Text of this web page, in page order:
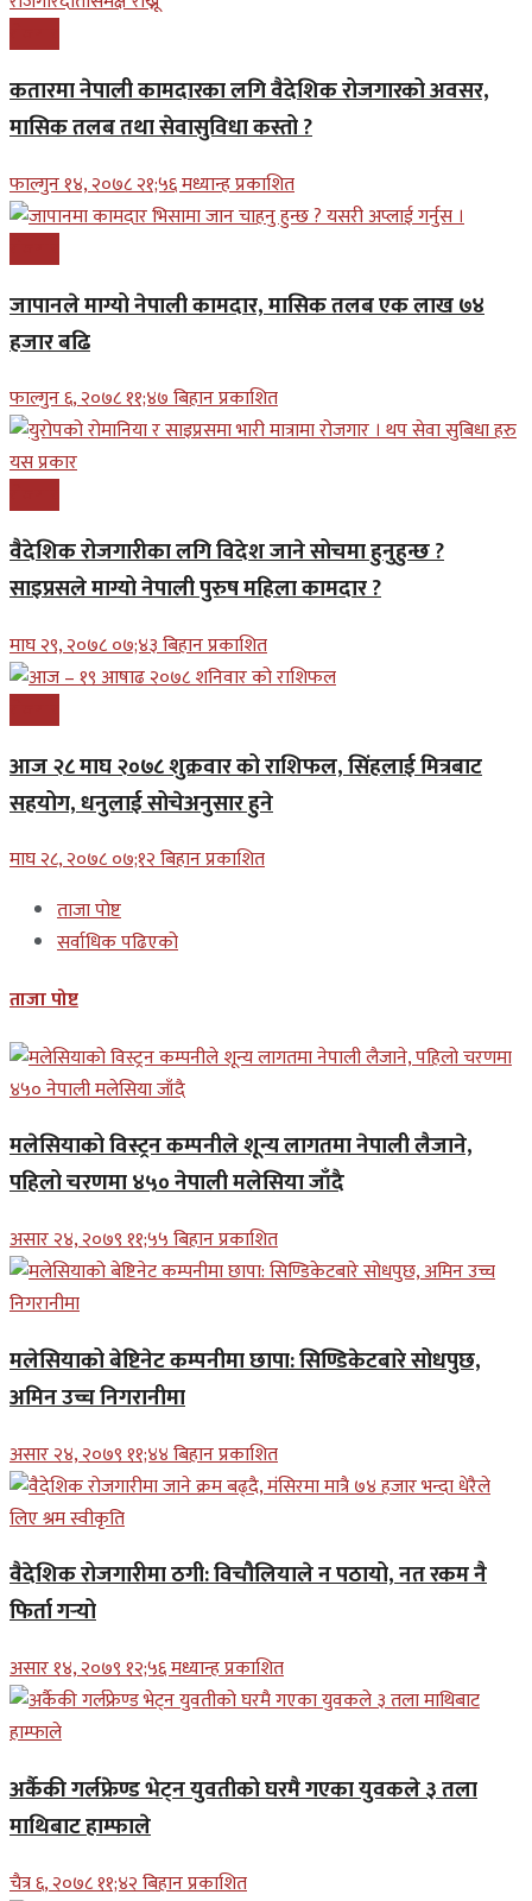
कतारमा नेपाली कामदारका लगि वैदेशिक रोजगारको अवसर,
मासिक तलब तथा सेवासुविधा कस्तो ?
फाल्गुन १४, २०७८ २१;५६ मध्यान्ह प्रकाशित
जापानले माग्यो नेपाली कामदार, मासिक तलब एक लाख ७४
हजार बढि
फाल्गुन ६, २०७८ ११;४७ बिहान प्रकाशित
वैदेशिक रोजगारीका लगि विदेश जाने सोचमा हुनुहुन्छ ?
साइप्रसले माग्यो नेपाली पुरुष महिला कामदार ?
माघ २९, २०७८ ०७;४३ बिहान प्रकाशित
आज २८ माघ २०७८ शुक्रवार को राशिफल, सिंहलाई मित्रबाट
सहयोग, धनुलाई सोचेअनुसार हुने
माघ २८, २०७८ ०७;१२ बिहान प्रकाशित
ताजा पोष्ट
सर्वाधिक पढिएको
ताजा पोष्ट
मलेसियाको विस्ट्रन कम्पनीले शून्य लागतमा नेपाली लैजाने,
पहिलो चरणमा ४५० नेपाली मलेसिया जाँदै
असार २४, २०७९ ११;५५ बिहान प्रकाशित
मलेसियाको बेष्टिनेट कम्पनीमा छापा: सिण्डिकेटबारे सोधपुछ,
अमिन उच्च निगरानीमा
असार २४, २०७९ ११;४४ बिहान प्रकाशित
वैदेशिक रोजगारीमा ठगी: विचौलियाले न पठायो, नत रकम नै
फिर्ता गर्‍यो
असार १४, २०७९ १२;५६ मध्यान्ह प्रकाशित
अर्कैकी गर्लफ्रेण्ड भेट्न युवतीको घरमै गएका युवकले ३ तला
माथिबाट हाम्फाले
चैत्र ६, २०७८ ११;४२ बिहान प्रकाशित